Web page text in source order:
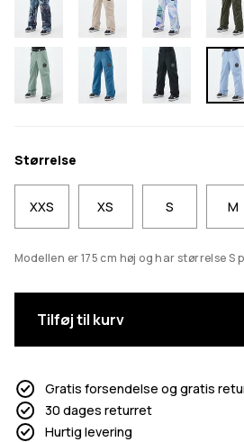
Størrelse
XXS XS S M
Modellen er 175 cm høj og har størrelse S
Tilføj til kurv
Gratis forsendelse og gratis
30 dages returret
Hurtig levering